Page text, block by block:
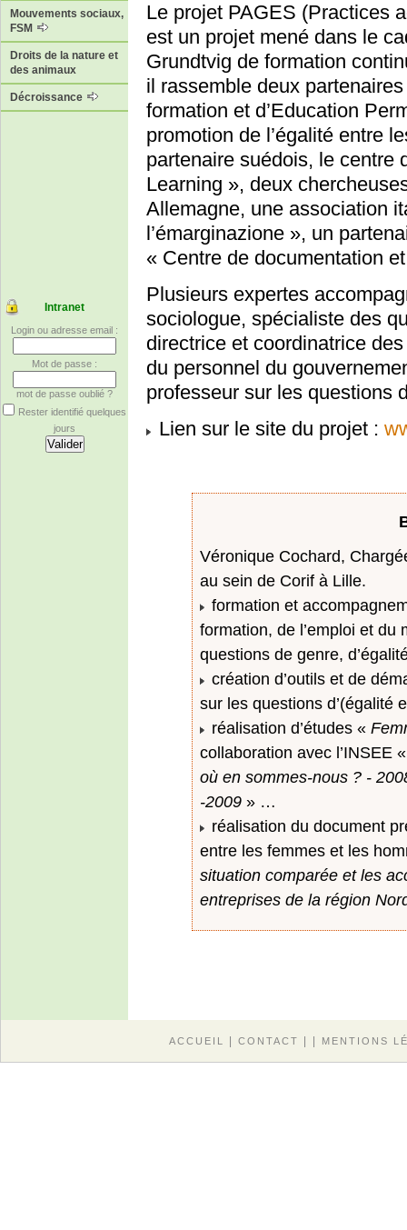
Mouvements sociaux,
FSM
Droits de la nature et
des animaux
Décroissance
Intranet
Login ou adresse email :
Mot de passe :
mot de passe oublié ?
Rester identifié quelques
jours
Le projet PAGES (Practices
est un projet mené dans le
Grundtvig de formation
il rassemble deux
formation et d’Education
promotion de l’égalité entre
partenaire suédois, le centre
Learning », deux
Allemagne, une association
l’émarginazione », un
« Centre de documentation
Plusieurs expertes
sociologue, spécialiste des
directrice et coordinatrice
du personnel du
professeur sur les questions
Lien sur le site du projet :
Véronique Cochard,
au sein de Corif à Lille.
formation et
formation, de l’emploi et du
questions de genre,
création d’outils et de
sur les questions d’(égalité
réalisation d’études «
collaboration avec l’INSEE
où en sommes-nous ? -
-2009 » …
réalisation du document
entre les femmes et les
situation comparée et les
entreprises de la région
ACCUEIL CONTACT MENTIONS